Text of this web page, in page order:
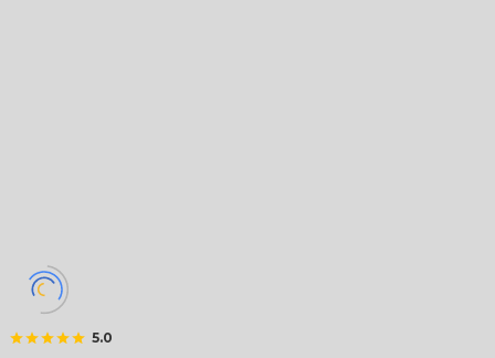
5.0